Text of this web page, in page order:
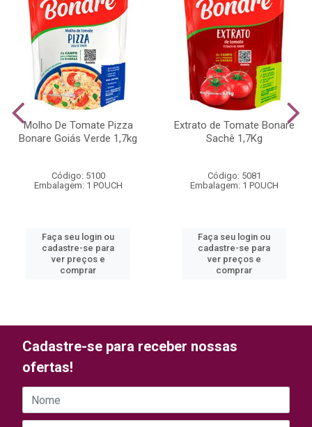
Molho De Tomate Pizza
Bonare Goiás Verde 1,7kg
Código: 5100
Embalagem: 1 POUCH
Faça seu login ou
cadastre-se para
ver preços e
comprar
Extrato de Tomate Bonare
Sachê 1,7Kg
Código: 5081
Embalagem: 1 POUCH
Faça seu login ou
cadastre-se para
ver preços e
comprar
Cadastre-se para receber nossas
ofertas!